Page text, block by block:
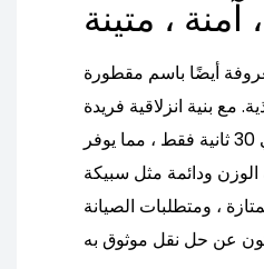
، متينة
ذات 4 محور 60 طن ، والمعروفة أيضًا باسم مقطورة
مع بنية انزلاقية فريدة
من نوعها ، يمكن فتح الستائر الجانبية والأعلى بشكل مستقل في 30 ثانية فقط ، مما يوفر
ودائمة مثل سبيكة
، ومتطلبات الصيانة